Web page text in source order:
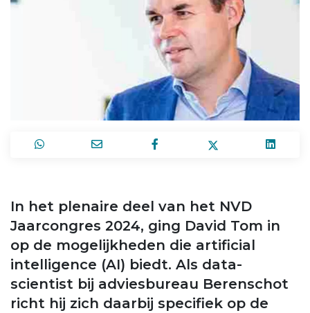
In het plenaire deel van het NVD
Jaarcongres 2024, ging David Tom in
op de mogelijkheden die artificial
intelligence (AI) biedt. Als data-
scientist bij adviesbureau Berenschot
richt hij zich daarbij specifiek op de